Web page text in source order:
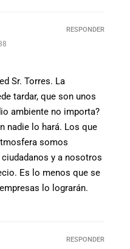
Sr. Torres. La
tardar, que son unos
ambiente no importa?
nadie lo hará. Los que
somos
y a nosotros
Es lo menos que se
lo lograrán.
RESPONDER
RESPONDER